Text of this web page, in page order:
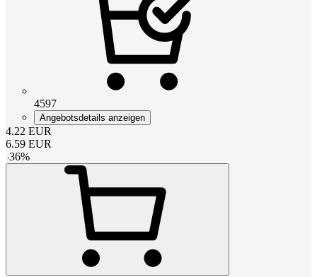
4597
Angebotsdetails anzeigen
4.22 EUR
6.59 EUR
-36%